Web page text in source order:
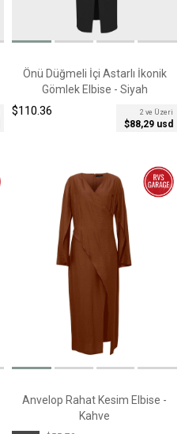
Önü Düğmeli İçi Astarlı İkonik
Gömlek Elbise - Siyah
$110.36 2 ve Üzeri
$88,29 usd
Anvelop Rahat Kesim Elbise -
Kahve